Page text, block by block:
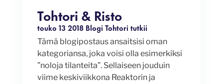
Tohtori & Risto
touko 13 2018 Blogi Tohtori tutkii
Tämä blogipostaus ansaitsisi oman
kategoriansa, joka voisi olla esimerkiksi
”noloja tilanteita”. Sellaiseen jouduin
viime keskiviikkona Reaktorin ja